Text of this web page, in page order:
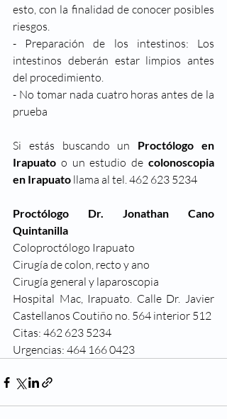
esto, con la finalidad de conocer posibles
riesgos.
- Preparación de los intestinos: Los
intestinos deberán estar limpios antes
del procedimiento.
- No tomar nada cuatro horas antes de la
prueba
Si estás buscando un Proctólogo en
Irapuato o un estudio de colonoscopia
en Irapuato llama al tel. 462 623 5234
Proctólogo Dr. Jonathan Cano
Quintanilla
Coloproctólogo Irapuato
Cirugía de colon, recto y ano
Cirugía general y laparoscopia
Hospital Mac, Irapuato. Calle Dr. Javier
Castellanos Coutiño no. 564 interior 512
Citas: 462 623 5234
Urgencias: 464 166 0423